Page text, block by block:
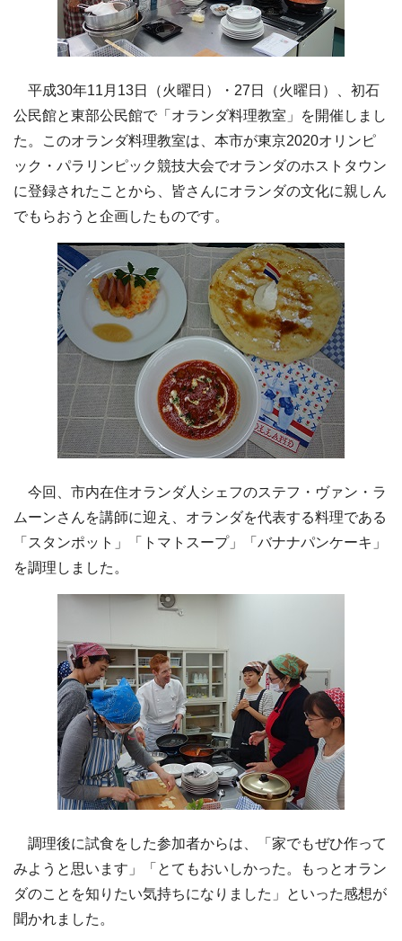
平成30年11月13日（火曜日）・27日（火曜日）、初石
公民館と東部公民館で「オランダ料理教室」を開催しまし
た。このオランダ料理教室は、本市が東京2020オリンピ
ック・パラリンピック競技大会でオランダのホストタウン
に登録されたことから、皆さんにオランダの文化に親しん
でもらおうと企画したものです。
今回、市内在住オランダ人シェフのステフ・ヴァン・ラ
ムーンさんを講師に迎え、オランダを代表する料理である
「スタンポット」「トマトスープ」「バナナパンケーキ」
を調理しました。
調理後に試食をした参加者からは、「家でもぜひ作って
みようと思います」「とてもおいしかった。もっとオラン
ダのことを知りたい気持ちになりました」といった感想が
聞かれました。